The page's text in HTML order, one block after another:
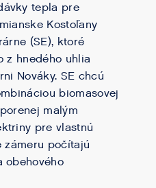
tepla pre
Kostoľany
(SE), ktoré
z hnedého uhlia
Nováky. SE chcú
biomasovej
malým
pre vlastnú
zámeru počítajú
obehového